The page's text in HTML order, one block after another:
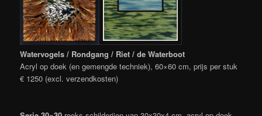
Watervogels / Rondgang / Riet / de Waterboot
Acryl op doek (en gemengde techniek), 60×60 cm, prijs per stuk
€ 1250 (excl. verzendkosten)